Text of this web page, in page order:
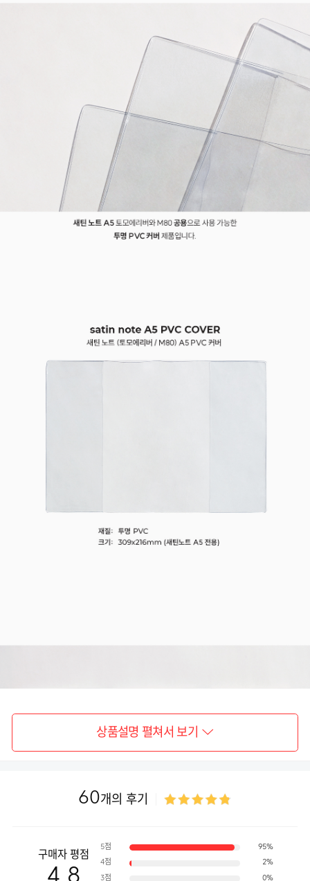
상품설명 펼쳐서 보기
60개의 후기
구매자 평점
5점 95%
4점 2%
3점 0%